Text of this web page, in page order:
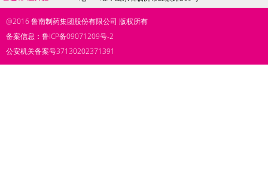
@2016鲁南制药集团股份有限公司 版权所有
备案信息：鲁ICP备09071209号-2
公安机关备案号37130202371391